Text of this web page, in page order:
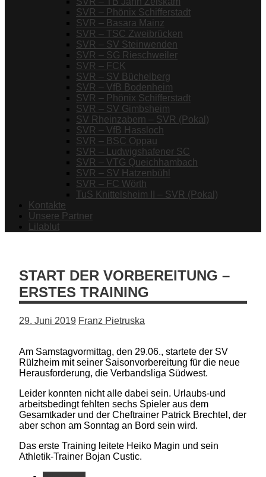
SVR – Phönix Schifferstadt
SVR – Basara Mainz
SVR – TSC Zweibrücken
SVR – SV Steinwenden
SVR – SG Rieschweiler
SVR – FCK
SVR – SV Büchelberg
SVR – VfB Bodenheim
SVR – Phönix Schifferstadt
SVR – SV Gimbsheim
SV Rheinzabern – SVR (Pokal)
SVR – VfB Hassloch
SVR – BSC Oppau
SVR – Ludwigshafener SC
SVR – VTG Queichhambach
SVR – SV Hatzenbühl
SVR – FC Wörth
TuS Knittelsheim II – SVR (Pokal)
Kontakte
Unsere Partner
Lilablut
START DER VORBEREITUNG –
ERSTES TRAINING
29. Juni 2019 Franz Pietruska
Am Samstagvormittag, den 29.06., startete der SV
Rülzheim mit seiner Saisonvorbereitung für die neue
Herausforderung, die Verbandsliga Südwest.
Leider konnten nicht alle dabei sein. Urlaubs-und
arbeitsbedingt fehlten sechs Spieler aus dem
Gesamtkader und der Cheftrainer Patrick Brechtel, der
aber schon am Sonntag an Bord sein wird.
Das erste Training leitete Heiko Magin und sein
Athletik-Trainer Bojan Custic.